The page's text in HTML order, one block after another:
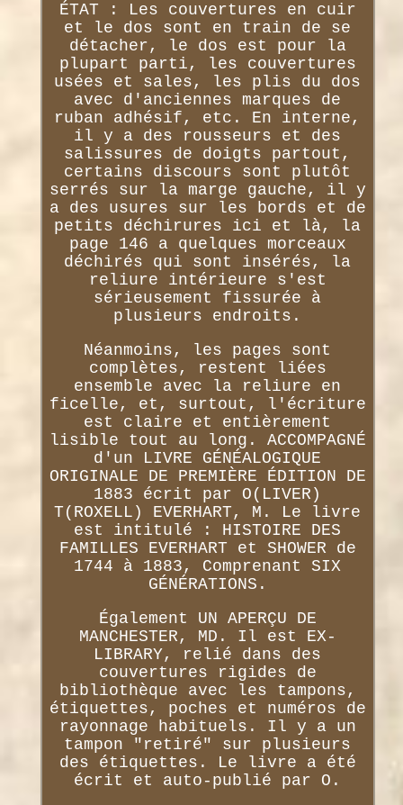
ÉTAT : Les couvertures en cuir
et le dos sont en train de se
détacher, le dos est pour la
plupart parti, les couvertures
usées et sales, les plis du dos
avec d'anciennes marques de
ruban adhésif, etc. En interne,
il y a des rousseurs et des
salissures de doigts partout,
certains discours sont plutôt
serrés sur la marge gauche, il y
a des usures sur les bords et de
petits déchirures ici et là, la
page 146 a quelques morceaux
déchirés qui sont insérés, la
reliure intérieure s'est
sérieusement fissurée à
plusieurs endroits.
Néanmoins, les pages sont
complètes, restent liées
ensemble avec la reliure en
ficelle, et, surtout, l'écriture
est claire et entièrement
lisible tout au long. ACCOMPAGNÉ
d'un LIVRE GÉNÉALOGIQUE
ORIGINALE DE PREMIÈRE ÉDITION DE
1883 écrit par O(LIVER)
T(ROXELL) EVERHART, M. Le livre
est intitulé : HISTOIRE DES
FAMILLES EVERHART et SHOWER de
1744 à 1883, Comprenant SIX
GÉNÉRATIONS.
Également UN APERÇU DE
MANCHESTER, MD. Il est EX-
LIBRARY, relié dans des
couvertures rigides de
bibliothèque avec les tampons,
étiquettes, poches et numéros de
rayonnage habituels. Il y a un
tampon "retiré" sur plusieurs
des étiquettes. Le livre a été
écrit et auto-publié par O.